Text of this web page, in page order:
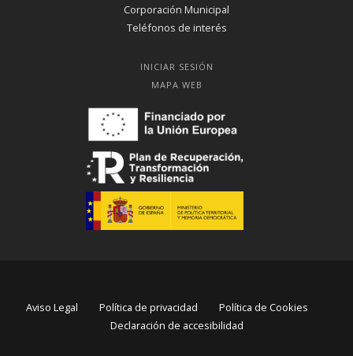
Corporación Municipal
Teléfonos de interés
INICIAR SESIÓN
MAPA WEB
Aviso Legal Política de privacidad
Política de Cookies
Declaración de accesibilidad